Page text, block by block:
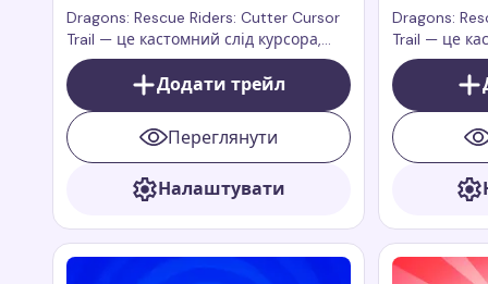
Cutter Cursor Trail
Dragons: Rescue Riders: Cutter Cursor
Trail — це кастомний слід курсора,
натхнений персонажем Каттером з
шоу Dragons: Rescue Riders. Каттер —
це один з головних драконів шоу,
який є найсильнішим і найбільш
рішучим серед усіх героїв.
Додати трейл
Переглянути
Налаштувати
Zeppla
Dragons:
Trail — це
натхнений
шоу